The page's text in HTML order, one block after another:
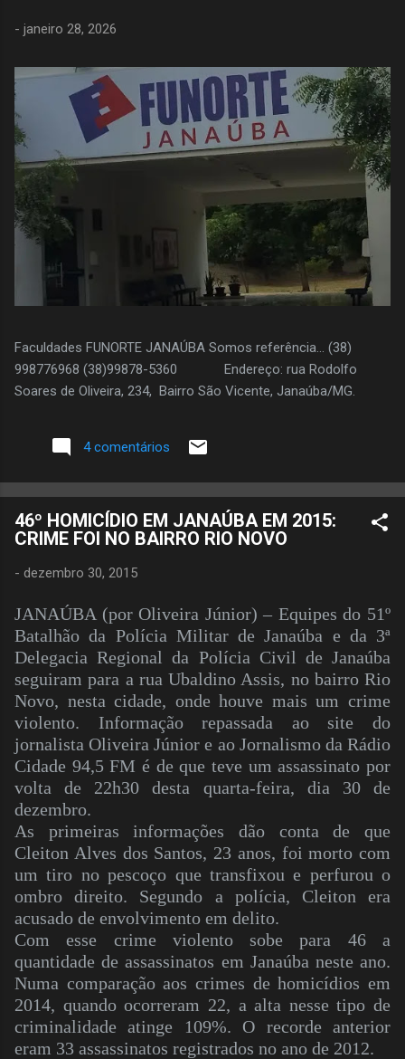
- janeiro 28, 2026
Faculdades FUNORTE JANAÚBA Somos referência... (38)
998776968 (38)99878-5360 Endereço: rua Rodolfo
Soares de Oliveira, 234, Bairro São Vicente, Janaúba/MG.
4 comentários
46º HOMICÍDIO EM JANAÚBA EM 2015:
CRIME FOI NO BAIRRO RIO NOVO
- dezembro 30, 2015
JANAÚBA (por Oliveira Júnior) – Equipes do 51º
Batalhão da Polícia Militar de Janaúba e da 3ª
Delegacia Regional da Polícia Civil de Janaúba
seguiram para a rua Ubaldino Assis, no bairro Rio
Novo, nesta cidade, onde houve mais um crime
violento. Informação repassada ao site do
jornalista Oliveira Júnior e ao Jornalismo da Rádio
Cidade 94,5 FM é de que teve um assassinato por
volta de 22h30 desta quarta-feira, dia 30 de
dezembro.
As primeiras informações dão conta de que
Cleiton Alves dos Santos, 23 anos, foi morto com
um tiro no pescoço que transfixou e perfurou o
ombro direito. Segundo a polícia, Cleiton era
acusado de envolvimento em delito.
Com esse crime violento sobe para 46 a
quantidade de assassinatos em Janaúba neste ano.
Numa comparação aos crimes de homicídios em
2014, quando ocorreram 22, a alta nesse tipo de
criminalidade atinge 109%. O recorde anterior
eram 33 assassinatos registrados no ano de 2012.